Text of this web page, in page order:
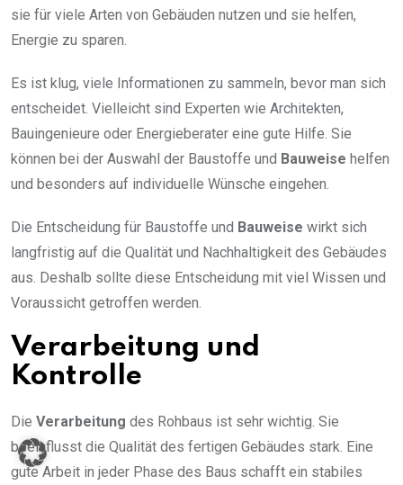
sie für viele Arten von Gebäuden nutzen und sie helfen,
Energie zu sparen.
Es ist klug, viele Informationen zu sammeln, bevor man sich
entscheidet. Vielleicht sind Experten wie Architekten,
Bauingenieure oder Energieberater eine gute Hilfe. Sie
können bei der Auswahl der Baustoffe und Bauweise helfen
und besonders auf individuelle Wünsche eingehen.
Die Entscheidung für Baustoffe und Bauweise wirkt sich
langfristig auf die Qualität und Nachhaltigkeit des Gebäudes
aus. Deshalb sollte diese Entscheidung mit viel Wissen und
Voraussicht getroffen werden.
Verarbeitung und
Kontrolle
Die Verarbeitung des Rohbaus ist sehr wichtig. Sie
beeinflusst die Qualität des fertigen Gebäudes stark. Eine
gute Arbeit in jeder Phase des Baus schafft ein stabiles